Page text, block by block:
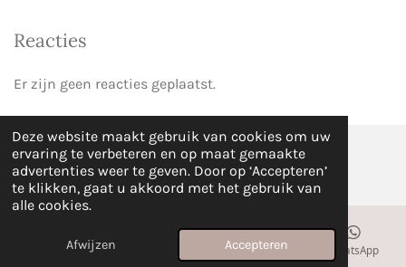
Deze website maakt gebruik van cookies om uw
ervaring te verbeteren en op maat gemaakte
advertenties weer te geven. Door op ‘Accepteren’
te klikken, gaat u akkoord met het gebruik van
alle cookies.
Afwijzen Accepteren
Reacties
Er zijn geen reacties geplaatst.
© 2024 Voetsalon Bij Mij
E-mailadres Kaart WhatsApp